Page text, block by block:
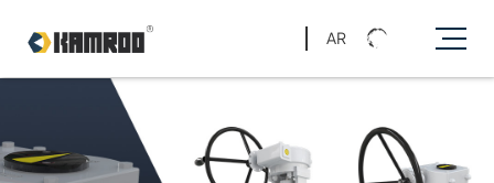
AR